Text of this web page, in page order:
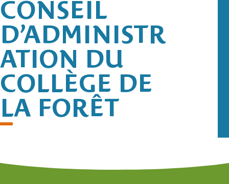
CONSEIL
D’ADMINISTR
ATION DU
COLLÈGE DE
LA FORÊT